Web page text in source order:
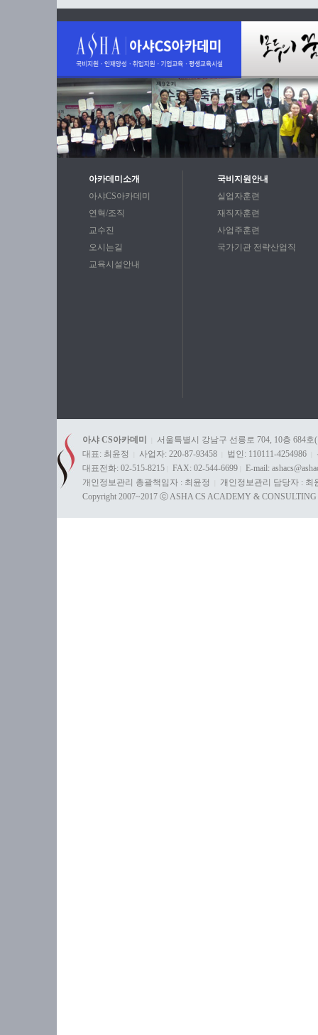
아카데미소개
아샤CS아카데미
연혁/조직
교수진
오시는길
교육시설안내
국비지원안내
실업자훈련
재직자훈련
사업주훈련
국가기관 전략산업직
아샤 CS아카데미
서울특별시 강남구 선릉로 704, 10층 684
대표: 최윤정
사업자: 220-87-93458 법인: 110111-4254986
대표전화: 02-515-8215
FAX: 02-544-6699
E-mail:
개인정보관리 총괄책임자 : 최윤정
개인정보관리 담당자 : 최
Copyright 2007~2017 ⓒ ASHA CS ACADEMY & CONSULTING